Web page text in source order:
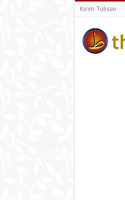
Kirim Tulisan